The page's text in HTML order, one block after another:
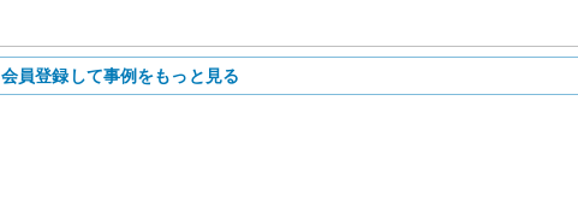
会員登録して事例をもっと見る